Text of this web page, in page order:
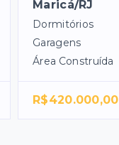
Maricá/RJ
Dormitórios
Garagens
Área Construída
R$420.000,00